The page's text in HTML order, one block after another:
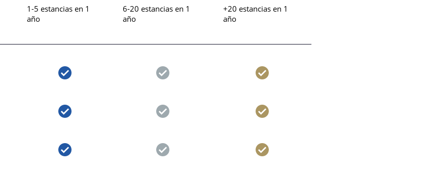
1-5 estancias en 1
año
6-20 estancias en 1
año
+20 estancias en 1
año